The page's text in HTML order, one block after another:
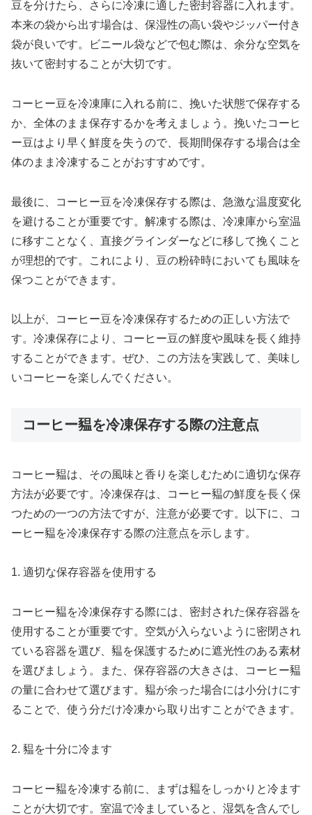
豆を分けたら、さらに冷凍に適した密封容器に入れます。
本来の袋から出す場合は、保湿性の高い袋やジッパー付き
袋が良いです。ビニール袋などで包む際は、余分な空気を
抜いて密封することが大切です。
コーヒー豆を冷凍庫に入れる前に、挽いた状態で保存する
か、全体のまま保存するかを考えましょう。挽いたコーヒ
ー豆はより早く鮮度を失うので、長期間保存する場合は全
体のまま冷凍することがおすすめです。
最後に、コーヒー豆を冷凍保存する際は、急激な温度変化
を避けることが重要です。解凍する際は、冷凍庫から室温
に移すことなく、直接グラインダーなどに移して挽くこと
が理想的です。これにより、豆の粉砕時においても風味を
保つことができます。
以上が、コーヒー豆を冷凍保存するための正しい方法で
す。冷凍保存により、コーヒー豆の鮮度や風味を長く維持
することができます。ぜひ、この方法を実践して、美味し
いコーヒーを楽しんでください。
コーヒー豱を冷凍保存する際の注意点
コーヒー豱は、その風味と香りを楽しむために適切な保存
方法が必要です。冷凍保存は、コーヒー豱の鮮度を長く保
つための一つの方法ですが、注意が必要です。以下に、コ
ーヒー豱を冷凍保存する際の注意点を示します。
1. 適切な保存容器を使用する
コーヒー豱を冷凍保存する際には、密封された保存容器を
使用することが重要です。空気が入らないように密閉され
ている容器を選び、豱を保護するために遮光性のある素材
を選びましょう。また、保存容器の大きさは、コーヒー豱
の量に合わせて選びます。豱が余った場合には小分けにす
ることで、使う分だけ冷凍から取り出すことができます。
2. 豱を十分に冷ます
コーヒー豱を冷凍する前に、まずは豱をしっかりと冷ます
ことが大切です。室温で冷ましていると、湿気を含んでし